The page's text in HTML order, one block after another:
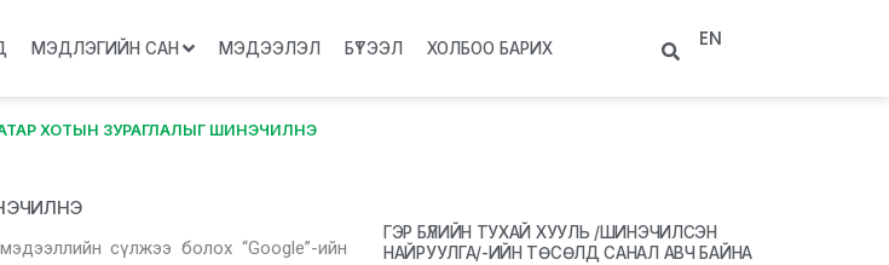
МЭДЛЭГИЙН САН МЭДЭЭЛЭЛ БҮТЭЭЛ ХОЛБОО БАРИХ EN
ХОТЫН ЗУРАГЛАЛЫГ ШИНЭЧИЛНЭ
сүлжээ болох “Google”-ийн
ГЭР БҮЛИЙН ТУХАЙ ХУУЛЬ /ШИНЭЧИЛСЭН
НАЙРУУЛГА/-ИЙН ТӨСӨЛД САНАЛ АВЧ БАЙНА